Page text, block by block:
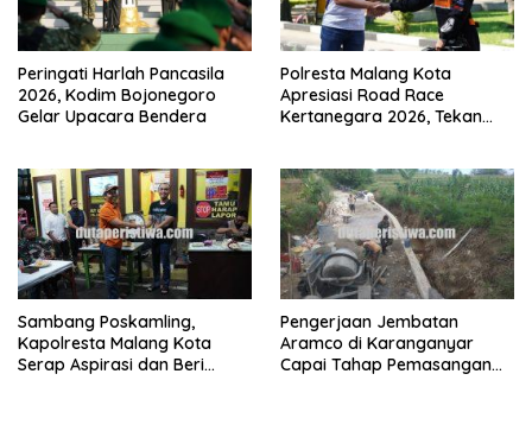
Peringati Harlah Pancasila
2026, Kodim Bojonegoro
Gelar Upacara Bendera
Polresta Malang Kota
Apresiasi Road Race
Kertanegara 2026, Tekan
Sambang Poskamling,
Kapolresta Malang Kota
Serap Aspirasi dan Beri
Pengerjaan Jembatan
Aramco di Karanganyar
Capai Tahap Pemasangan